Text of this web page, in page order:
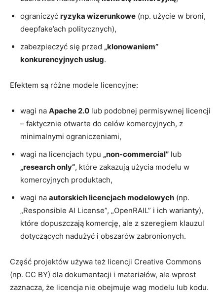
ograniczyć ryzyka wizerunkowe (np. użycie w broni,
deepfake’ach politycznych),
zabezpieczyć się przed „klonowaniem”
konkurencyjnych usług.
Efektem są różne modele licencyjne:
wagi na Apache 2.0 lub podobnej permisywnej licencji
– faktycznie otwarte do celów komercyjnych, z
minimalnymi ograniczeniami,
wagi na licencjach typu „non-commercial” lub
„research only”, które zakazują użycia modelu w
komercyjnych produktach,
wagi na autorskich licencjach modelowych (np.
„Responsible AI License”, „OpenRAIL” i ich warianty),
które dopuszczają komercję, ale z szeregiem klauzul
dotyczących nadużyć i obszarów zabronionych.
Część projektów używa też licencji Creative Commons
(np. CC BY) dla dokumentacji i materiałów, ale wprost
zaznacza, że licencja nie obejmuje wag modelu lub kodu.